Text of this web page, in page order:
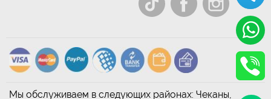
Мы обслуживаем в следующих районах: Чеканы,